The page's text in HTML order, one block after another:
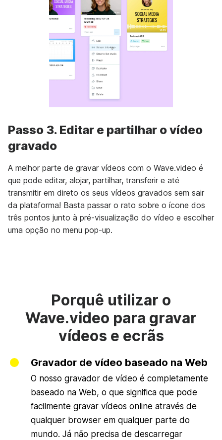
Passo 3. Editar e partilhar o vídeo
gravado
A melhor parte de gravar vídeos com o Wave.video é
que pode editar, alojar, partilhar, transferir e até
transmitir em direto os seus vídeos gravados sem sair
da plataforma! Basta passar o rato sobre o ícone dos
três pontos junto à pré-visualização do vídeo e escolher
uma opção no menu pop-up.
Porquê utilizar o
Wave.video para gravar
vídeos e ecrãs
Gravador de vídeo baseado na Web
O nosso gravador de vídeo é completamente
baseado na Web, o que significa que pode
facilmente gravar vídeos online através de
qualquer browser em qualquer parte do
mundo. Já não precisa de descarregar